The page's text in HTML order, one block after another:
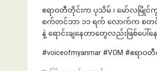
ဧရာဝတီတိုင်းက ပုသိမ် ၊ မော်လမြိုင်
စက်တင်ဘာ ၁၁ ရက် လောက်က စတင်
နဲ့ ရောင်းချနေတာတွေလည်းဖြစ်ပ
#voiceofmyanmar #VOM #ဧရ